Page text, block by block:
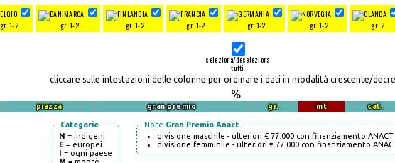
gr. 1-2 gr. 1-2 gr. 1-2 gr. 1-2 gr. 1-2 gr. 1-2 gr. 2
seleziona/deseleziona
tutti
cliccare sulle intestazioni delle colonne per ordinare i dati in modalità crescente/
%
piazza gran premio gr. mt cat.
Categorie
N = indigeni
E = europei
I = ogni paese
Note Gran Premio Anact
divisione maschile - ulteriori € 77.000 con finanziamento ANACT
divisione femminile - ulteriori € 77.000 con finanziamento